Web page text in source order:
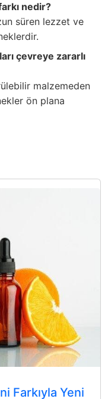
nedir?
süren lezzet ve
çevreye zararlı
malzemeden
ön plana
Farkıyla Yeni